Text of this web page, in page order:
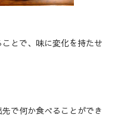
とで、味に変化を持たせ
で何か食べることができ